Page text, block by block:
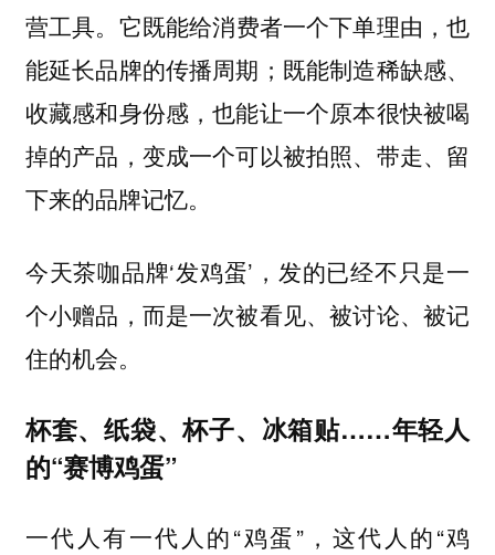
营工具。 它既能给消费者一个下单理由，也
能延长品牌的传播周期；既能制造稀缺感、
收藏感和身份感，也能让一个原本很快被喝
掉的产品，变成一个可以被拍照、带走、留
下来的品牌记忆。
今天茶咖品牌‘发鸡蛋’，发的已经不只是一
个小赠品，而是一次被看见、被讨论、被记
住的机会。
杯套、纸袋、杯子、冰箱贴……年轻人
的“赛博鸡蛋”
一代人有一代人的“鸡蛋”，这代人的“鸡